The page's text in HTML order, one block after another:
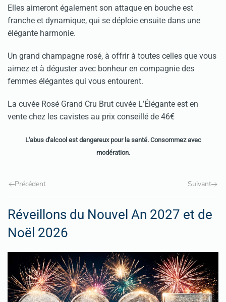
Elles aimeront également son attaque en bouche est
franche et dynamique, qui se déploie ensuite dans une
élégante harmonie.
Un grand champagne rosé, à offrir à toutes celles que vous
aimez et à déguster avec bonheur en compagnie des
femmes élégantes qui vous entourent.
La cuvée Rosé Grand Cru Brut cuvée L’Élégante est en
vente chez les cavistes au prix conseillé de 46€
L'abus d'alcool est dangereux pour la santé. Consommez avec
modération.
Précédent Suivant
Réveillons du Nouvel An 2027 et de
Noël 2026